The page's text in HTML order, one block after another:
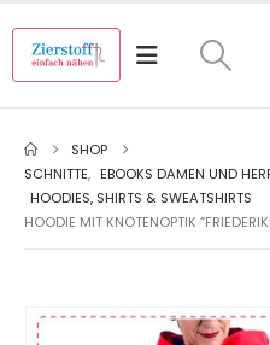
SHOP
SCHNITTE, EBOOKS DAMEN UND
HOODIES, SHIRTS & SWEATSHIRTS
HOODIE MIT KNOTENOPTIK